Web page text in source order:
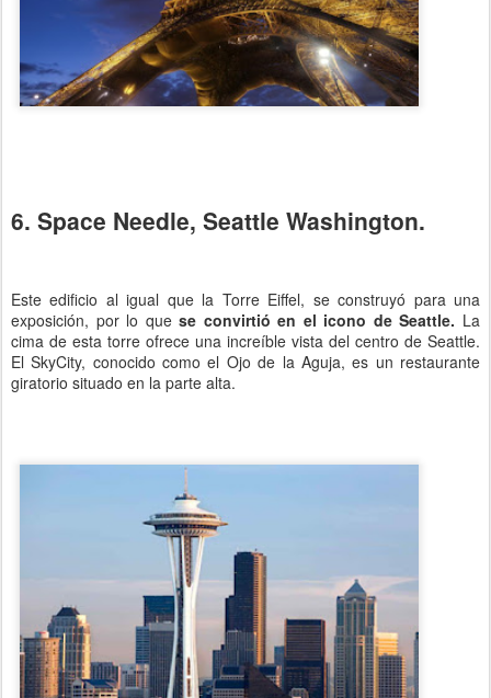
6. Space Needle, Seattle Washington.
Este edificio al igual que la Torre Eiffel, se construyó para una
exposición, por lo quese convirtió en el icono de Seattle. La
cima de esta torre ofrece una increíble vista del centro de Seattle.
El SkyCity, conocido como el Ojo de la Aguja, es un restaurante
giratorio situado en la parte alta.